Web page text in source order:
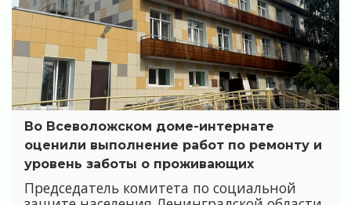
Во Всеволожском доме-интернате
оценили выполнение работ по ремонту и
уровень заботы о проживающих
Председатель комитета по социальной